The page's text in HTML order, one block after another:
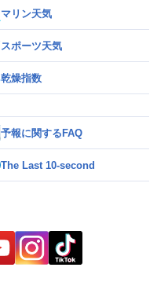
マリン天気
スポーツ天気
乾燥指数
予報に関するFAQ
The Last 10-second